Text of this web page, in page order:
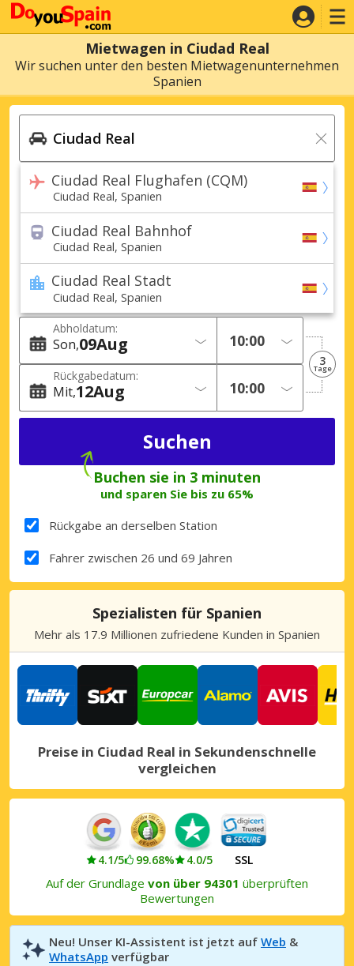
Mietwagen in Ciudad Real
Wir suchen unter den besten Mietwagenunternehmen
Spanien
Ciudad Real Flughafen (CQM)
Ciudad Real, Spanien
Ciudad Real Bahnhof
Ciudad Real, Spanien
Ciudad Real Stadt
Ciudad Real, Spanien
Abholdatum:
Son 09Aug
Rückgabedatum:
Mit 12Aug
3
Tage
Buchen sie in 3 minuten
und sparen Sie bis zu 65%
Rückgabe an derselben Station
Fahrer zwischen 26 und 69 Jahren
Spezialisten für Spanien
Mehr als 17.9 Millionen zufriedene Kunden in Spanien
Preise in Ciudad Real in Sekundenschnelle
vergleichen
4.1/5 99.68% 4.0/5 SSL
Auf der Grundlage von über 94301 überprüften
Bewertungen
Neu! Unser KI-Assistent ist jetzt auf Web &
WhatsApp verfügbar